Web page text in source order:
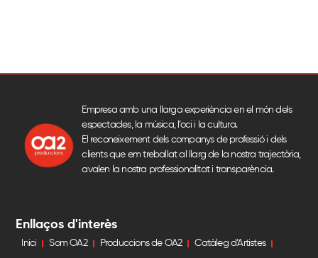
Empresa amb una llarga experiència en el món dels
espectacles, la música, l’oci i la cultura.
El reconeixement dels companys de professió i dels
clients que em treballat al llarg de la nostra trajectòria,
avalen la nostra professionalitat i transparència.
Enllaços d'interès
Inici Som OA2 Produccions de OA2 Catàleg d’Artistes